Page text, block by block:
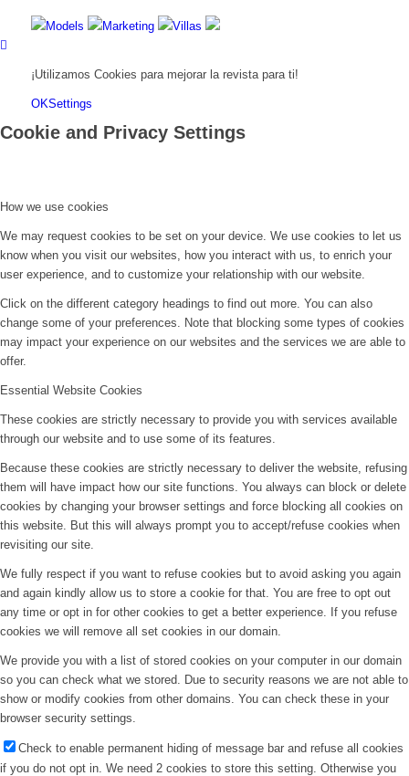
Models Marketing Villas
¡Utilizamos Cookies para mejorar la revista para ti!
OKSettings
Cookie and Privacy Settings
How we use cookies
We may request cookies to be set on your device. We use cookies to let us
know when you visit our websites, how you interact with us, to enrich your
user experience, and to customize your relationship with our website.
Click on the different category headings to find out more. You can also
change some of your preferences. Note that blocking some types of cookies
may impact your experience on our websites and the services we are able to
offer.
Essential Website Cookies
These cookies are strictly necessary to provide you with services available
through our website and to use some of its features.
Because these cookies are strictly necessary to deliver the website, refusing
them will have impact how our site functions. You always can block or delete
cookies by changing your browser settings and force blocking all cookies on
this website. But this will always prompt you to accept/refuse cookies when
revisiting our site.
We fully respect if you want to refuse cookies but to avoid asking you again
and again kindly allow us to store a cookie for that. You are free to opt out
any time or opt in for other cookies to get a better experience. If you refuse
cookies we will remove all set cookies in our domain.
We provide you with a list of stored cookies on your computer in our domain
so you can check what we stored. Due to security reasons we are not able to
show or modify cookies from other domains. You can check these in your
browser security settings.
Check to enable permanent hiding of message bar and refuse all cookies
if you do not opt in. We need 2 cookies to store this setting. Otherwise you